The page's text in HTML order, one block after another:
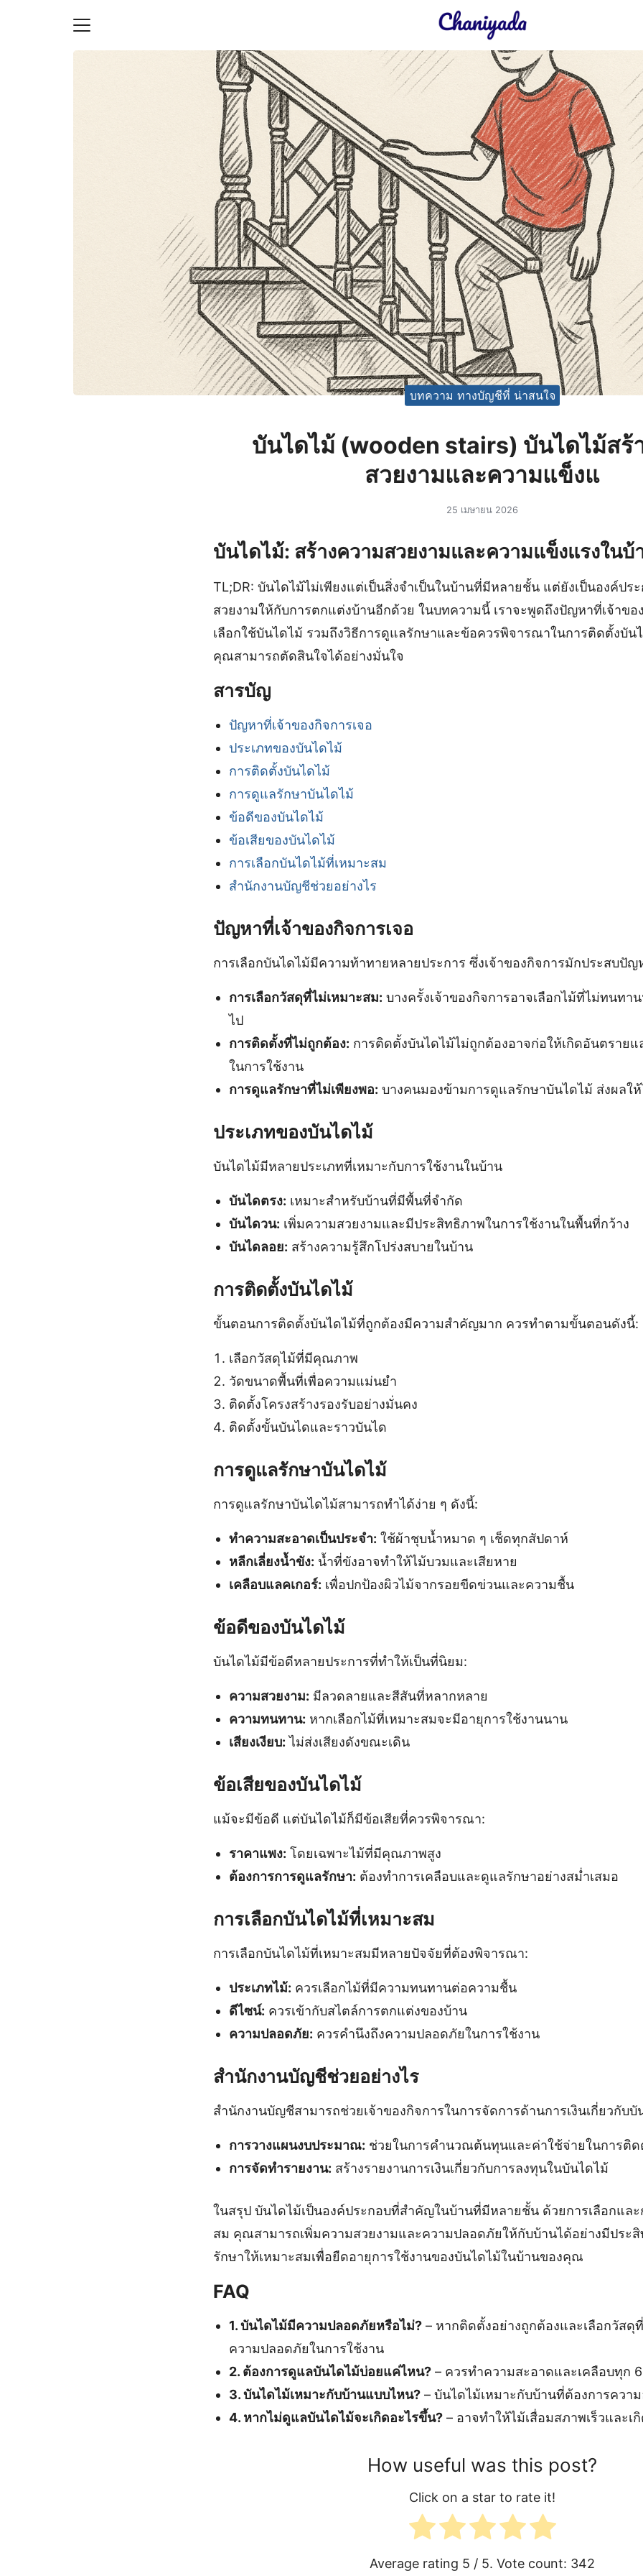
บทความ ทางบัญชีที่ น่าสนใจ
บันไดไม้ (wooden stairs) บันไดไม้สร้
สวยงามและความแข็งแ
25 เมษายน 2026
บันไดไม้: สร้างความสวยงามและความแข็งแรงใน
TL;DR: บันไดไม้ไม่เพียงแต่เป็นสิ่งจำเป็นในบ้านที่มีหลายชั้น แต่ยังเป็นองค์ปร
สวยงามให้กับการตกแต่งบ้านอีกด้วย ในบทความนี้ เราจะพูดถึงปัญหาที่เจ้าขอ
เลือกใช้บันไดไม้ รวมถึงวิธีการดูแลรักษาและข้อควรพิจารณาในการติดตั้งบัน
คุณสามารถตัดสินใจได้อย่างมั่นใจ
สารบัญ
ปัญหาที่เจ้าของกิจการเจอ
ประเภทของบันไดไม้
การติดตั้งบันไดไม้
การดูแลรักษาบันไดไม้
ข้อดีของบันไดไม้
ข้อเสียของบันไดไม้
การเลือกบันไดไม้ที่เหมาะสม
สำนักงานบัญชีช่วยอย่างไร
ปัญหาที่เจ้าของกิจการเจอ
การเลือกบันไดไม้มีความท้าทายหลายประการ ซึ่งเจ้าของกิจการมักประสบปัญ
การเลือกวัสดุที่ไม่เหมาะสม: บางครั้งเจ้าของกิจการอาจเลือกไม้ที่ไม่ทนทา
ไป
การติดตั้งที่ไม่ถูกต้อง: การติดตั้งบันไดไม้ไม่ถูกต้องอาจก่อให้เกิดอันตราย
ในการใช้งาน
การดูแลรักษาที่ไม่เพียงพอ: บางคนมองข้ามการดูแลรักษาบันไดไม้ ส่งผลให้
ประเภทของบันไดไม้
บันไดไม้มีหลายประเภทที่เหมาะกับการใช้งานในบ้าน
บันไดตรง: เหมาะสำหรับบ้านที่มีพื้นที่จำกัด
บันไดวน: เพิ่มความสวยงามและมีประสิทธิภาพในการใช้งานในพื้นที่กว้าง
บันไดลอย: สร้างความรู้สึกโปร่งสบายในบ้าน
การติดตั้งบันไดไม้
ขั้นตอนการติดตั้งบันไดไม้ที่ถูกต้องมีความสำคัญมาก ควรทำตามขั้นตอนดังนี้:
เลือกวัสดุไม้ที่มีคุณภาพ
วัดขนาดพื้นที่เพื่อความแม่นยำ
ติดตั้งโครงสร้างรองรับอย่างมั่นคง
ติดตั้งขั้นบันไดและราวบันได
การดูแลรักษาบันไดไม้
การดูแลรักษาบันไดไม้สามารถทำได้ง่าย ๆ ดังนี้:
ทำความสะอาดเป็นประจำ: ใช้ผ้าชุบน้ำหมาด ๆ เช็ดทุกสัปดาห์
หลีกเลี่ยงน้ำขัง: น้ำที่ขังอาจทำให้ไม้บวมและเสียหาย
เคลือบแลคเกอร์: เพื่อปกป้องผิวไม้จากรอยขีดข่วนและความชื้น
ข้อดีของบันไดไม้
บันไดไม้มีข้อดีหลายประการที่ทำให้เป็นที่นิยม:
ความสวยงาม: มีลวดลายและสีสันที่หลากหลาย
ความทนทาน: หากเลือกไม้ที่เหมาะสมจะมีอายุการใช้งานนาน
เสียงเงียบ: ไม่ส่งเสียงดังขณะเดิน
ข้อเสียของบันไดไม้
แม้จะมีข้อดี แต่บันไดไม้ก็มีข้อเสียที่ควรพิจารณา:
ราคาแพง: โดยเฉพาะไม้ที่มีคุณภาพสูง
ต้องการการดูแลรักษา: ต้องทำการเคลือบและดูแลรักษาอย่างสม่ำเสมอ
การเลือกบันไดไม้ที่เหมาะสม
การเลือกบันไดไม้ที่เหมาะสมมีหลายปัจจัยที่ต้องพิจารณา:
ประเภทไม้: ควรเลือกไม้ที่มีความทนทานต่อความชื้น
ดีไซน์: ควรเข้ากับสไตล์การตกแต่งของบ้าน
ความปลอดภัย: ควรคำนึงถึงความปลอดภัยในการใช้งาน
สำนักงานบัญชีช่วยอย่างไร
สำนักงานบัญชีสามารถช่วยเจ้าของกิจการในการจัดการด้านการเงินเกี่ยวกับบั
การวางแผนงบประมาณ: ช่วยในการคำนวณต้นทุนและค่าใช้จ่ายในการติด
การจัดทำรายงาน: สร้างรายงานการเงินเกี่ยวกับการลงทุนในบันไดไม้
ในสรุป บันไดไม้เป็นองค์ประกอบที่สำคัญในบ้านที่มีหลายชั้น ด้วยการเลือกและ
สม คุณสามารถเพิ่มความสวยงามและความปลอดภัยให้กับบ้านได้อย่างมีประ
รักษาให้เหมาะสมเพื่อยืดอายุการใช้งานของบันไดไม้ในบ้านของคุณ
FAQ
1. บันไดไม้มีความปลอดภัยหรือไม่?– หากติดตั้งอย่างถูกต้องและเลือกวัส
ความปลอดภัยในการใช้งาน
2. ต้องการดูแลบันไดไม้บ่อยแค่ไหน?– ควรทำความสะอาดและเคลือบทุก
3. บันไดไม้เหมาะกับบ้านแบบไหน?– บันไดไม้เหมาะกับบ้านที่ต้องการควา
4. หากไม่ดูแลบันไดไม้จะเกิดอะไรขึ้น?– อาจทำให้ไม้เสื่อมสภาพเร็วและเ
How useful was this post?
Click on a star to rate it!
Average rating 5 / 5. Vote count: 342